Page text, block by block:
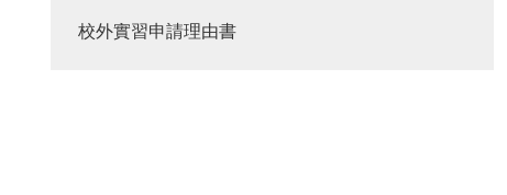
校外實習申請理由書